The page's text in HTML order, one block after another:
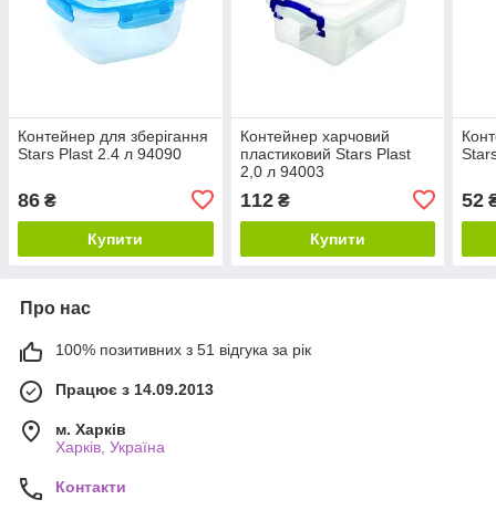
Контейнер для зберігання
Stars Plast 2.4 л 94090
86 ₴
Купити
Контейнер харчовий
пластиковий Stars Plast
2,0 л 94003
112₴
Купити
52
Про нас
100% позитивних з 51 відгука за рік
Працює з 14.09.2013
м. Харків
Харків, Україна
Контакти